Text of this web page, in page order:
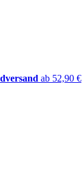
ab 52,90 €